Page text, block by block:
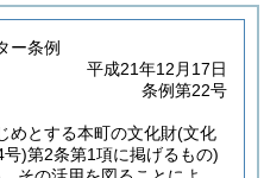
ー条例
平成21年12月17日
条例第22号
めとする本町の文化財(文化
号)第2条第1項に掲げるもの)